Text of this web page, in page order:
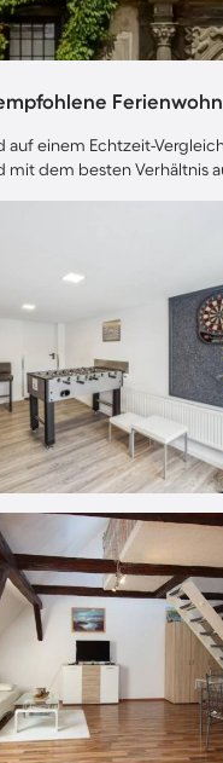
auf einem Echtzeit-
mit dem besten Verhältnis